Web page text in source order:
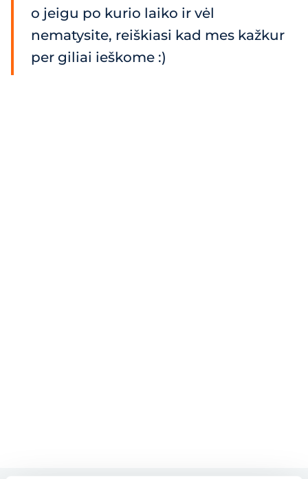
o jeigu po kurio laiko ir vėl
nematysite, reiškiasi kad mes kažkur
per giliai ieškome :)